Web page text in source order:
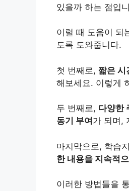
있을까 하는 점입
이럴 때 도움이 되
도록 도와줍니다.
첫 번째로, 짧은 시
해보세요. 이렇게
두 번째로, 다양한
동기 부여 가 되며,
마지막으로, 학습
한 내용을 지속적
이러한 방법들을